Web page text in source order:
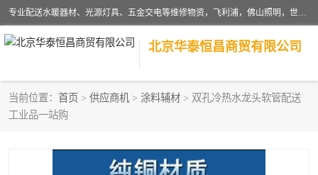
专业配送水暖器材、光源灯具、五金交电等维修物资，飞利浦，佛山照明，世达，博世，九牧，特陶等各产品涉及国内外知名品牌。公司专注与物业、学校、酒店、工厂等单位合作，提供一站式配送服务，降低客户综合成本。依托电子商务改变传统模式，以专业的团队为客户提供24H物资配送到达，货到月结、统一开票，便捷退换等服务，提高了企业的运营效率。
北京华泰恒昌商贸有限公司
当前位置： 首页 > 供应商机 > 涂料辅材 > 双孔冷热水龙头软管配送
工业品一站购